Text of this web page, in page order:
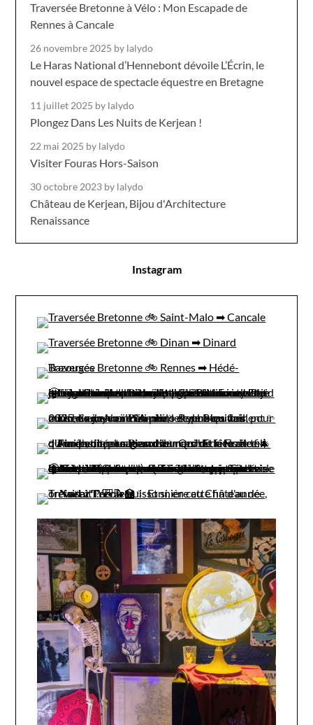
Traversée Bretonne à Vélo : Mon Escapade de
Rennes à Cancale
26 novembre 2025 by lalydo
Le Haras National d’Hennebont dévoile L’Écrin, le
nouvel espace de spectacle équestre en Bretagne
11 juillet 2025 by lalydo
Plongez Dans Les Nuits de Kerjean !
22 mai 2025 by lalydo
Visiter Fouras Hors-Saison
30 octobre 2023 by lalydo
Château de Kerjean, Bijou d'Architecture
Renaissance
Instagram